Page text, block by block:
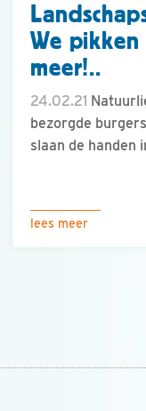
We
meer!..
24.02.21
bezorgde
slaan de handen
lees meer